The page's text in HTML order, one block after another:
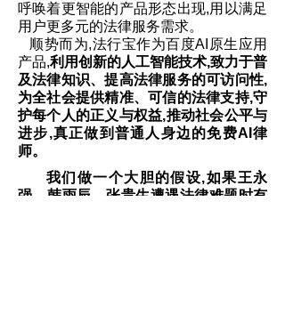
呼唤着更智能的产品形态出现,用以满足
用户更多元的法律服务需求。
顺势而为,法行宝作为百度AI原生应用
产品,利用创新的人工智能技术,致力于普
及法律知识、提高法律服务的可访问性,
为全社会提供精准、可信的法律支持,守
护每个人的正义与权益,推动社会公平与
进步,真正做到普通人 身边的免费AI 律
师。
我们做一个大胆的假设,如果王永
强
韩雨辰 张贵生遭遇法律难题时有